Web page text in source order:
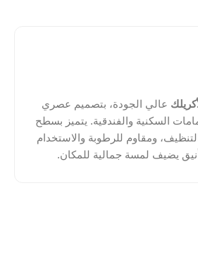
عالي الجودة، بتصميم عصري
السكنية والفندقية. يتميز بسطح
ومقاوم للرطوبة والاستخدام
يضيف لمسة جمالية للمكان.